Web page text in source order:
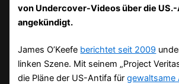
von Undercover-Videos über die
angekündigt.
James O’Keefe berichtet seit 2009
linken Szene. Mit seinem „Project
die Pläne der US-Antifa fürgewaltsame